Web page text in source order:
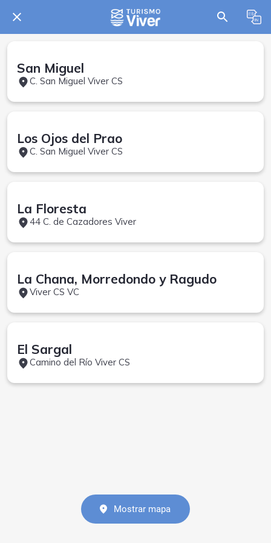
San Miguel
C. San Miguel Viver CS
Los Ojos del Prao
C. San Miguel Viver CS
La Floresta
44 C. de Cazadores Viver
La Chana, Morredondo y Ragudo
Viver CS VC
El Sargal
Camino del Río Viver CS
Mostrar mapa